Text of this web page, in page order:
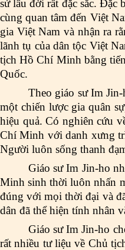
sử lâu đời rất đặc sắc.
cùng quan tâm đến Việt
gia Việt Nam và nhận ra
lãnh tụ của dân tộc Việt
tịch Hồ Chí Minh bằng
Quốc.
Theo giáo sư Im
một chiến lược gia quân
hiệu quả. Có nghiên cứu
Chí Minh với danh xưng
Người luôn sống thanh
Giáo sư Im Jin-ho
Minh sinh thời luôn nhấn
đúng với mọi thời đại và
dân đã thể hiện tính nhân
Giáo sư Im Jin-ho
rất nhiều tư liệu về Chủ